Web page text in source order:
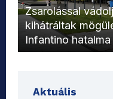
Zsarolással
kihátráltak
Infantino
Aktuális